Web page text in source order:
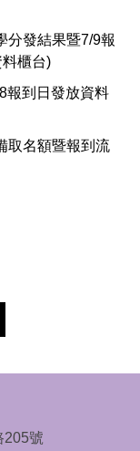
分發結果暨7/9報
櫃台)
報到日發放資料
取名額暨報到流
205號